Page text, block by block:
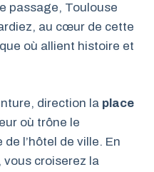
passage, Toulouse
au cœur de cette
où allient histoire et
direction la place
où trône le
l’hôtel de ville. En
vous croiserez la